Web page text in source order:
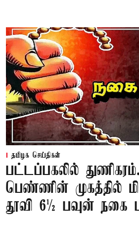
தமிழக செய்திகள்
பட்டப்பகலில்
பெண்ணின் முகத்தில்
தூவி 6½ பவுன் நகை